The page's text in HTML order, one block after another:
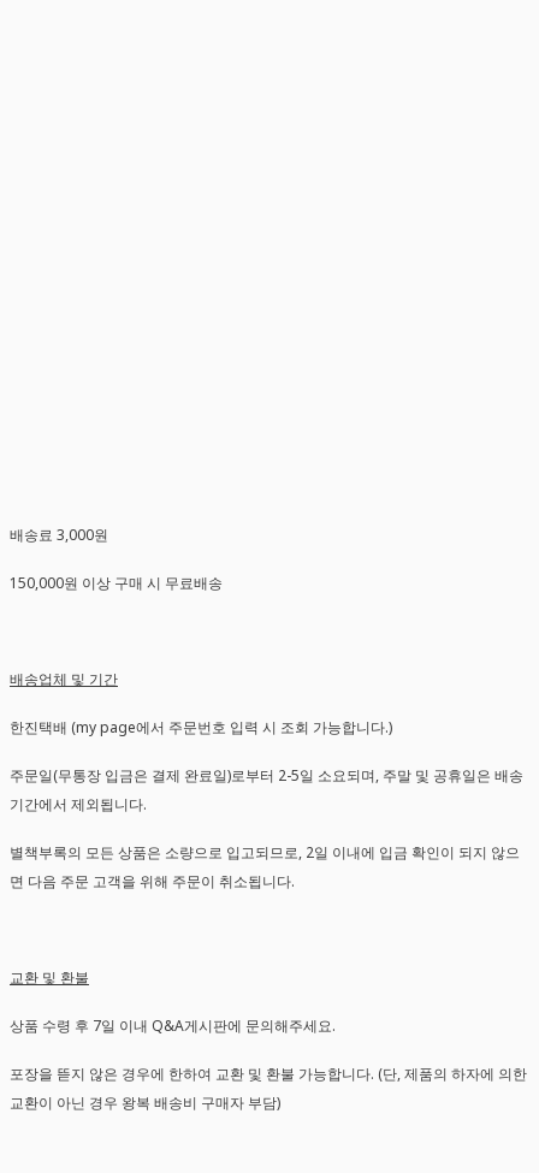
배송료 3,000원
150,000원 이상 구매 시 무료배송
배송업체 및 기간
한진택배 (my page에서 주문번호 입력 시 조회 가능합니다.)
주문일(무통장 입금은 결제 완료일)로부터 2-5일 소요되며, 주말 및 공휴일은 배송
기간에서 제외됩니다.
별책부록의 모든 상품은 소량으로 입고되므로, 2일 이내에 입금 확인이 되지 않으
면 다음 주문 고객을 위해 주문이 취소됩니다.
교환 및 환불
상품 수령 후 7일 이내 Q&A게시판에 문의해주세요.
포장을 뜯지 않은 경우에 한하여 교환 및 환불 가능합니다. (단, 제품의 하자에 의한
교환이 아닌 경우 왕복 배송비 구매자 부담)